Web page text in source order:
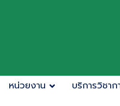
หน่วยงาน บริการวิชาก